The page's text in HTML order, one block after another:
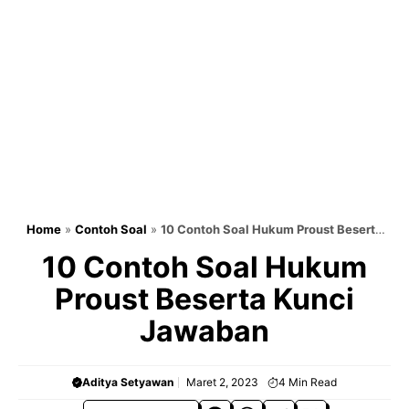
Home » Contoh Soal » 10 Contoh Soal Hukum Proust Beserta
10 Contoh Soal Hukum
Proust Beserta Kunci
Jawaban
Aditya Setyawan Maret 2, 2023 4 Min Read